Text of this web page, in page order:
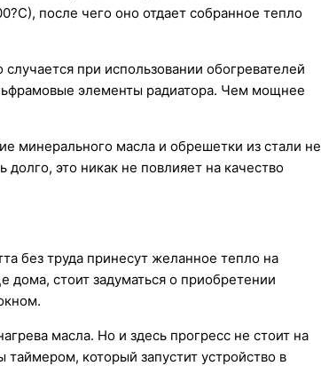
после чего оно отдает собранное тепло
при использовании обогревателей
элементы радиатора. Чем мощнее
минерального масла и обрешетки из стали не
это никак не повлияет на качество
без труда принесут желанное тепло на
дома, стоит задуматься о приобретении
масла. Но и здесь прогресс не стоит на
который запустит устройство в